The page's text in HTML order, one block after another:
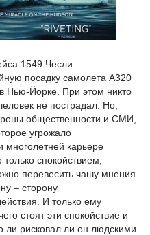
1549 Чесли
посадку самолета A320
Нью-Йорке. При этом никто
не пострадал. Но,
общественности и СМИ,
угрожало
многолетней карьере
спокойствием,
перевесить чашу мнения
– сторону
И только ему
стоят эти спокойствие и
ли рисковал ли он людскими